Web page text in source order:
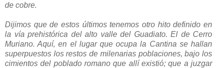
de cobre.
Dijimos que de estos últimos tenemos otro hito definido en
la vía prehistórica del alto valle del Guadiato. El de Cerro
Muriano. Aquí, en el lugar que ocupa la Cantina se hallan
superpuestos los restos de milenarias poblaciones, bajo los
cimientos del poblado romano que allí existió; que a juzgar